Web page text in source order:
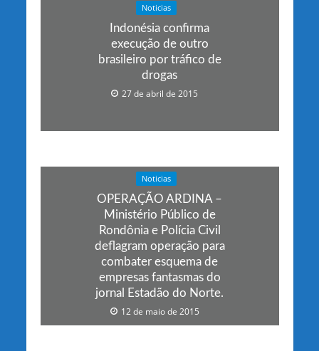
Noticias
Indonésia confirma
execução de outro
brasileiro por tráfico de
drogas
27 de abril de 2015
Noticias
OPERAÇÃO ARDINA –
Ministério Público de
Rondônia e Polícia Civil
deflagram operação para
combater esquema de
empresas fantasmas do
jornal Estadão do Norte.
12 de maio de 2015